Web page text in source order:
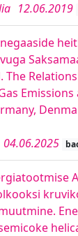
12.06.2019
The
04.06.2025